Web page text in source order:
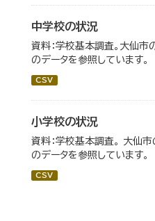
中学校の状況
資料：学校基本調査。大仙市
のデータを参照しています。
CSV
小学校の状況
資料：学校基本調査。 大仙
のデータを参照しています。
CSV